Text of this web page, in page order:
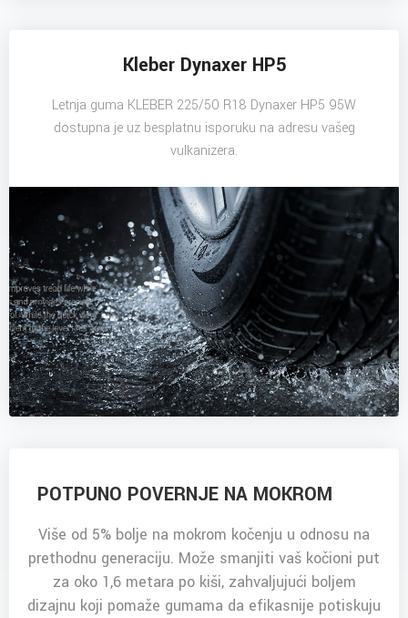
Kleber Dynaxer HP5
Letnja guma KLEBER 225/50 R18 Dynaxer HP5 95W
dostupna je uz besplatnu isporuku na adresu vašeg
vulkanizera.
POTPUNO POVERNJE NA MOKROM
Više od 5% bolje na mokrom kočenju u odnosu na
prethodnu generaciju. Može smanjiti vaš kočioni put
za oko 1,6 metara po kiši, zahvaljujući boljem
dizajnu koji pomaže gumama da efikasnije potiskuju